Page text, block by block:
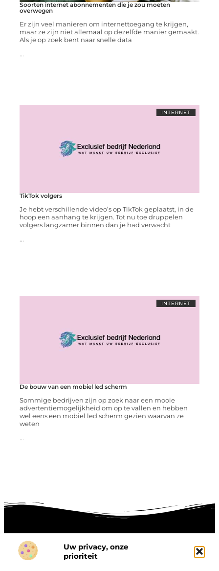
Uw privacy, onze
prioriteit
Soorten internet abonnementen die je zou moeten
overwegen
Er zijn veel manieren om internettoegang te krijgen,
maar ze zijn niet allemaal op dezelfde manier gemaakt.
Als je op zoek bent naar snelle data
...
INTERNET
TikTok volgers
Je hebt verschillende video’s op TikTok geplaatst, in de
hoop een aanhang te krijgen. Tot nu toe druppelen
volgers langzamer binnen dan je had verwacht
...
INTERNET
De bouw van een mobiel led scherm
Sommige bedrijven zijn op zoek naar een mooie
advertentiemogelijkheid om op te vallen en hebben
wel eens een mobiel led scherm gezien waarvan ze
weten
...
Onze informatie